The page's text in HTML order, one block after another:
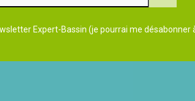
Expert-Bassin (je pourrai me désabonner